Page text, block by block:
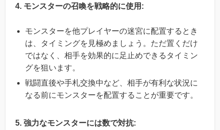
4. モンスターの召喚を戦略的に使用:
モンスターを他プレイヤーの迷宮に配置するとき
は、タイミングを見極めましょう。ただ置くだけ
ではなく、相手を効果的に足止めできるタイミン
グを狙います。
戦闘直後や手札交換中など、相手が有利な状況に
なる前にモンスターを配置することが重要です。
5. 強力なモンスターには数で対抗: